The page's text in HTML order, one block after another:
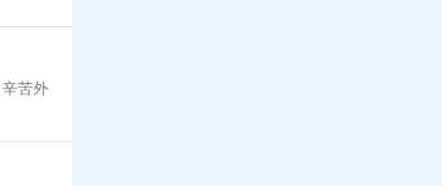
苦外